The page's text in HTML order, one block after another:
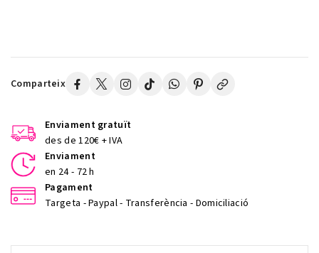
Comparteix
Enviament gratuït
des de 120€ + IVA
Enviament
en 24 - 72 h
Pagament
Targeta - Paypal - Transferència - Domiciliació